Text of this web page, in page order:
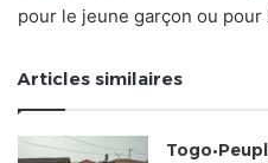
pour le jeune garçon ou pour
Articles similaires